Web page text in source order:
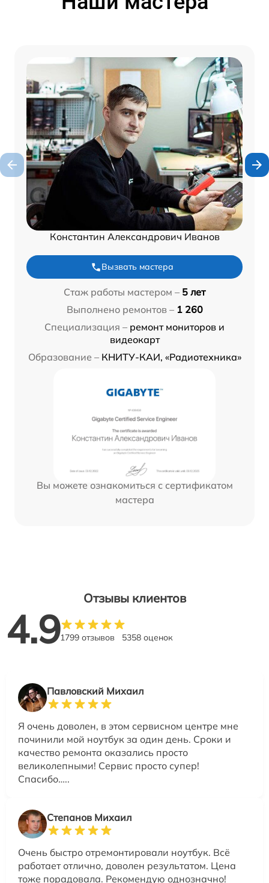
Константин Александрович Иванов
Вызвать мастера
Стаж работы мастером – 5 лет
Выполнено ремонтов – 1 260
Специализация – ремонт мониторов и
видеокарт
Образование – КНИТУ-КАИ, «Радиотехника»
Вы можете ознакомиться с сертификатом
мастера
Отзывы клиентов
4.91799 отзывов 5358 оценок
Павловский Михаил
Я очень доволен, в этом сервисном центре мне
починили мой ноутбук за один день. Сроки и
качество ремонта оказались просто
великолепными! Сервис просто супер!
Спасибо…..
Степанов Михаил
Очень быстро отремонтировали ноутбук. Всё
работает отлично, доволен результатом. Цена
тоже порадовала. Рекомендую однозначно!